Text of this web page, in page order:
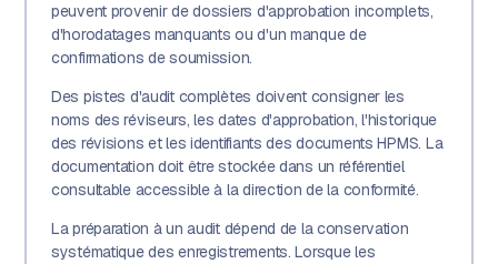
peuvent provenir de dossiers d'approbation incomplets,
d'horodatages manquants ou d'un manque de
confirmations de soumission.
Des pistes d'audit complètes doivent consigner les
noms des réviseurs, les dates d'approbation, l'historique
des révisions et les identifiants des documents HPMS. La
documentation doit être stockée dans un référentiel
consultable accessible à la direction de la conformité.
La préparation à un audit dépend de la conservation
systématique des enregistrements. Lorsque les